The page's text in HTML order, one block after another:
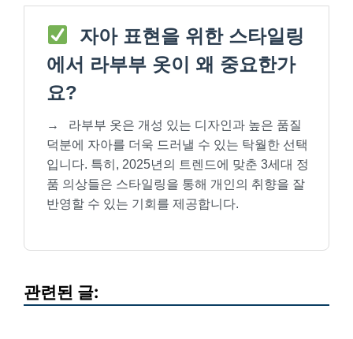
자아 표현을 위한 스타일링
에서 라부부 옷이 왜 중요한가
요?
→
라부부 옷은 개성 있는 디자인과 높은 품질
덕분에 자아를 더욱 드러낼 수 있는 탁월한 선택
입니다. 특히, 2025년의 트렌드에 맞춘 3세대 정
품 의상들은 스타일링을 통해 개인의 취향을 잘
반영할 수 있는 기회를 제공합니다.
관련된 글: